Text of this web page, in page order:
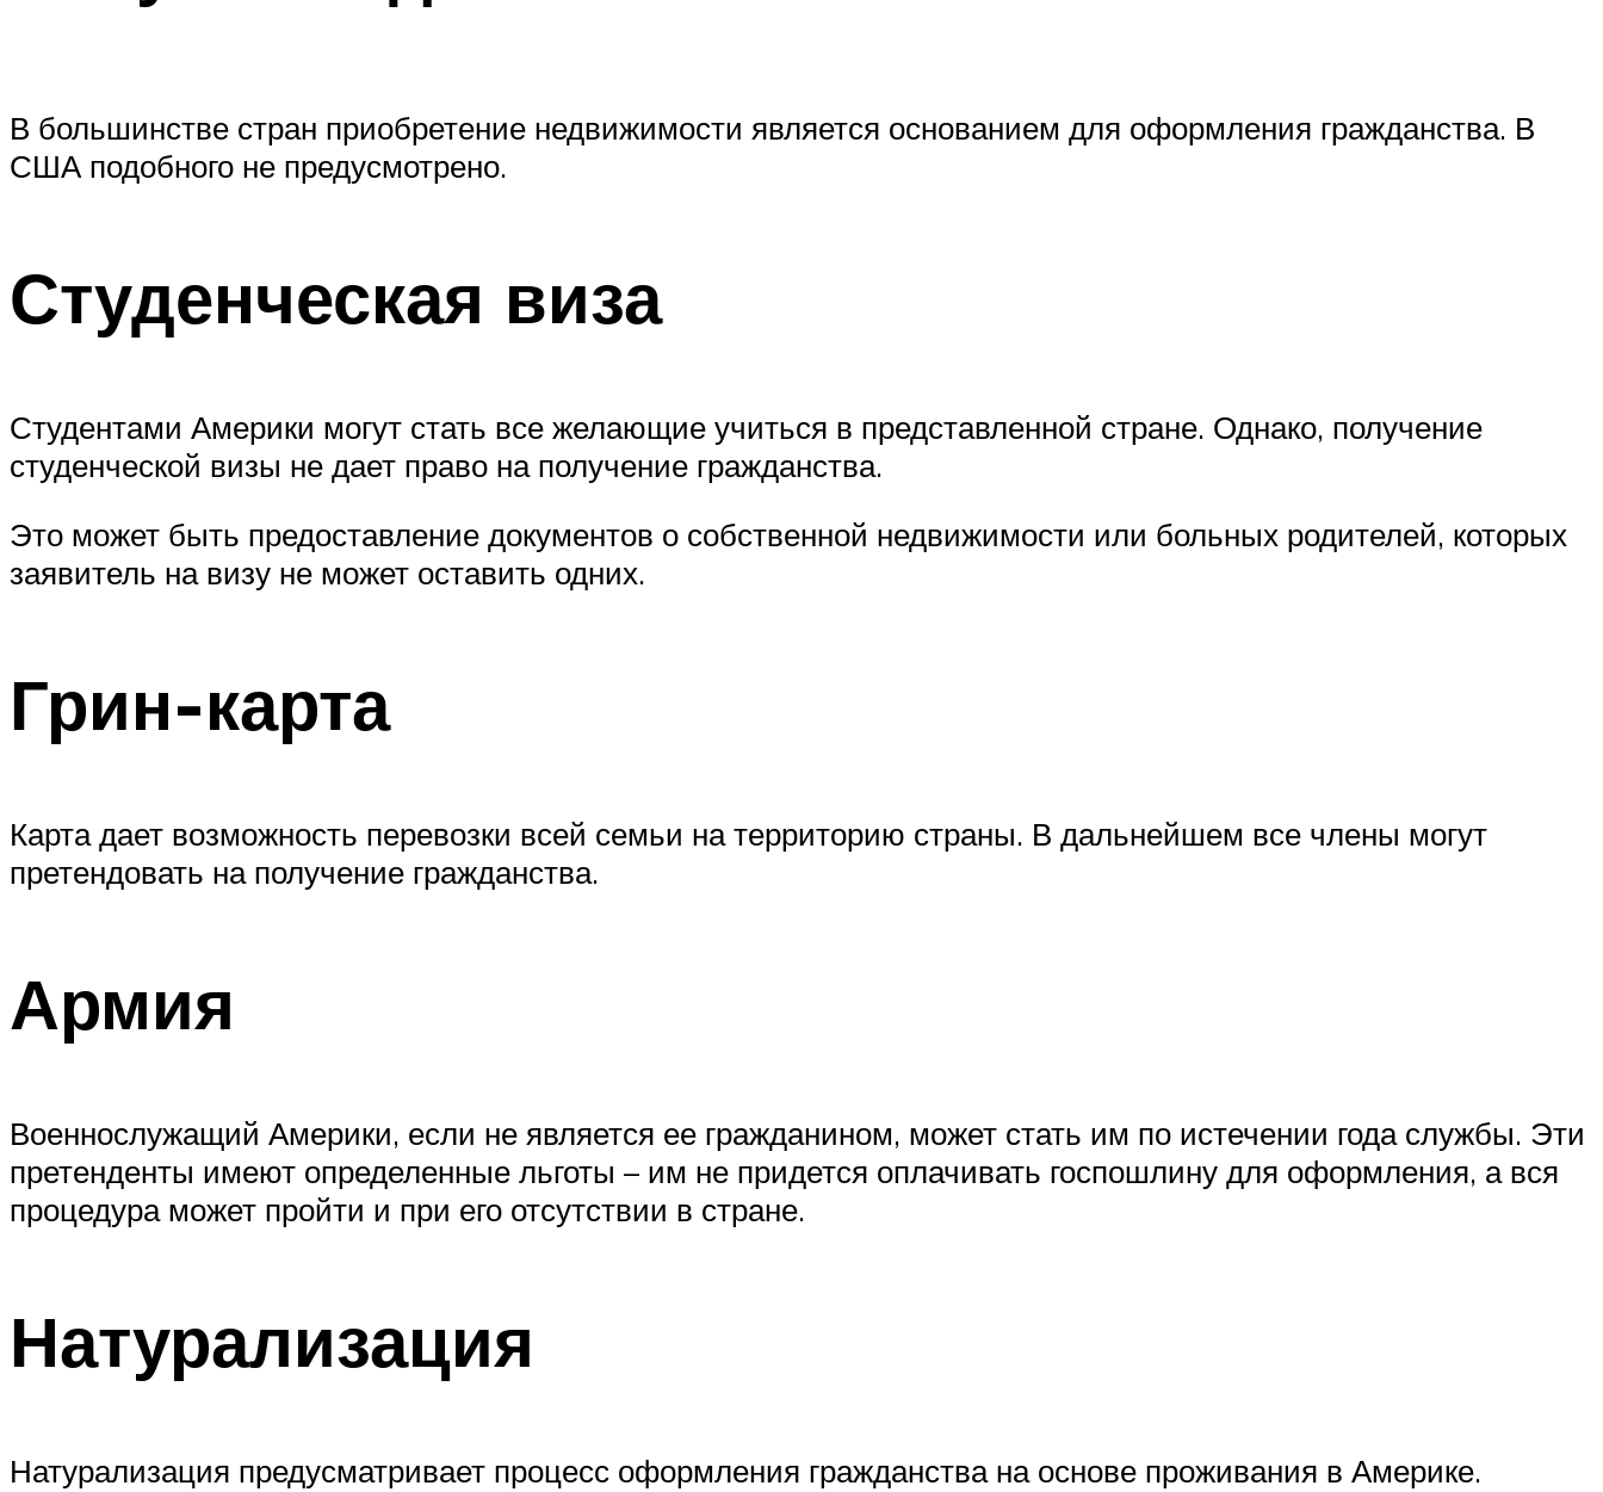
В большинстве стран приобретение недвижимости является основанием для оформления гражданства. В
США подобного не предусмотрено.
Студенческая виза
Студентами Америки могут стать все желающие учиться в представленной стране. Однако, получение
студенческой визы не дает право на получение гражданства.
Это может быть предоставление документов о собственной недвижимости или больных родителей, которых
заявитель на визу не может оставить одних.
Грин-карта
Карта дает возможность перевозки всей семьи на территорию страны. В дальнейшем все члены могут
претендовать на получение гражданства.
Армия
Военнослужащий Америки, если не является ее гражданином, может стать им по истечении года службы. Эти
претенденты имеют определенные льготы – им не придется оплачивать госпошлину для оформления, а вся
процедура может пройти и при его отсутствии в стране.
Натурализация
Натурализация предусматривает процесс оформления гражданства на основе проживания в Америке.